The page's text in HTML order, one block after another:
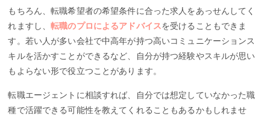
もちろん、転職希望者の希望条件に合った求人をあっせんしてく
れますし、転職のプロによるアドバイスを受けることもできま
す。若い人が多い会社で中高年が持つ高いコミュニケーションス
キルを活かすことができるなど、自分が持つ経験やスキルが思い
もよらない形で役立つことがあります。
転職エージェントに相談すれば、自分では想定していなかった職
種で活躍できる可能性を教えてくれることもあるかもしれませ